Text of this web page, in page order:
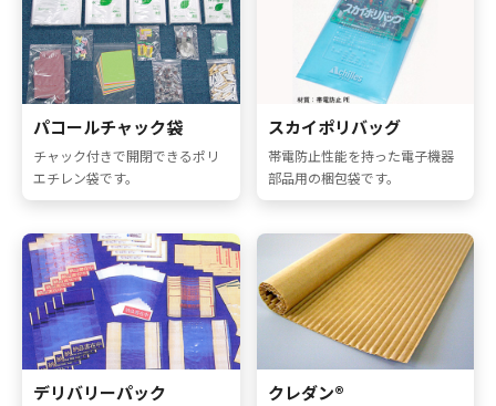
パコールチャック袋
チャック付きで開閉できるポリ
エチレン袋です。
スカイポリバッグ
帯電防止性能を持った電子機器
部品用の梱包袋です。
デリバリーパック クレダン®